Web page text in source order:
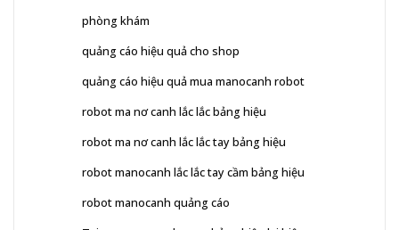
phòng khám
quảng cáo hiệu quả cho shop
quảng cáo hiệu quả mua manocanh robot
robot ma nơ canh lắc lắc bảng hiệu
robot ma nơ canh lắc lắc tay bảng hiệu
robot manocanh lắc lắc tay cầm bảng hiệu
robot manocanh quảng cáo